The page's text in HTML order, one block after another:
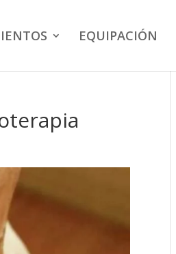
EQUIPACIÓN